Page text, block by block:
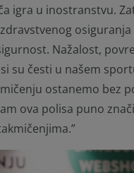
igra u inostranstvu.
osiguranja
Nažalost,
su česti u našem
ostanemo bez
ova polisa puno